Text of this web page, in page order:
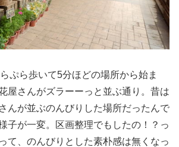
ぷら歩いて5分ほどの場所から始ま
屋さんがズラーーっと並ぶ通り。昔は
んが並ぶのんびりした場所だったんで
子が一変。区画整理でもしたの！？っ
て、のんびりとした素朴感は無くなっ